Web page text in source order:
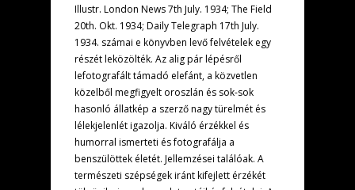
Illustr. London News 7th July. 1934; The Field
20th. Okt. 1934; Daily Telegraph 17th July.
1934. számai e könyvben levő felvételek egy
részét leközölték. Az alig pár lépésről
lefotografált támadó elefánt, a közvetlen
közelből megfigyelt oroszlán és sok-sok
hasonló állatkép a szerző nagy türelmét és
lélekjelenlét igazolja. Kiváló érzékkel és
humorral ismerteti és fotografálja a
benszülöttek életét. Jellemzései találóak. A
természeti szépségek iránt kifejlett érzékét